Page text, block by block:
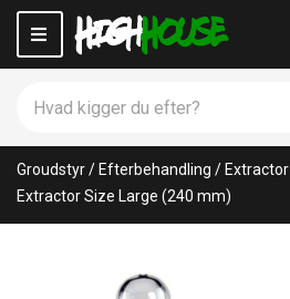
M
e
u
t
e
g
o
r
o
Groudstyr/ Efterbehandling / Extractor
Extractor Size Large (240 mm)